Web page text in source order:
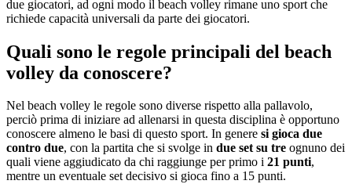
due giocatori, ad ogni modo il beach volley rimane uno sport che
richiede capacità universali da parte dei giocatori.
Quali sono le regole principali del beach
volley da conoscere?
Nel beach volley le regole sono diverse rispetto alla pallavolo,
perciò prima di iniziare ad allenarsi in questa disciplina è opportuno
conoscere almeno le basi di questo sport. In genere si gioca due
contro due, con la partita che si svolge in due set su tre ognuno dei
quali viene aggiudicato da chi raggiunge per primo i 21 punti,
mentre un eventuale set decisivo si gioca fino a 15 punti.